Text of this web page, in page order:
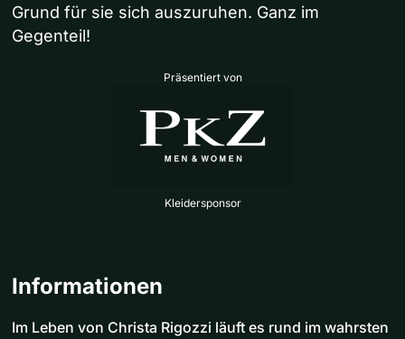
Grund für sie sich auszuruhen. Ganz im
Gegenteil!
Präsentiert von
Kleidersponsor
Informationen
Im Leben von Christa Rigozzi läuft es rund im wahrsten